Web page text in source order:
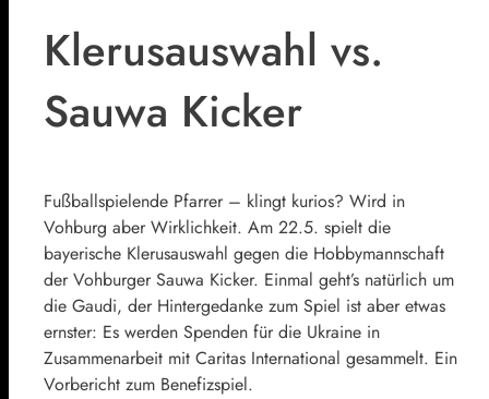
Klerusauswahl vs.
Sauwa Kicker
Fußballspielende Pfarrer – klingt kurios? Wird in
Vohburg aber Wirklichkeit. Am 22.5. spielt die
bayerische Klerusauswahl gegen die Hobbymannschaft
der Vohburger Sauwa Kicker. Einmal geht’s natürlich um
die Gaudi, der Hintergedanke zum Spiel ist aber etwas
ernster: Es werden Spenden für die Ukraine in
Zusammenarbeit mit Caritas International gesammelt. Ein
Vorbericht zum Benefizspiel.